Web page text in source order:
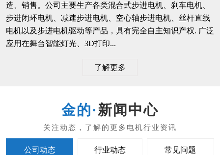
造、销售。公司主要生产各类混合式步进电机、刹车电机、
步进闭环电机、减速步进电机、空心轴步进电机、丝杆直线
电机以及步进电机驱动等产品，具有完全自主知识产权. 广泛
应用在舞台智能灯光、3D打印...
了解更多
新闻中心
公司动态 行业动态 常见问题